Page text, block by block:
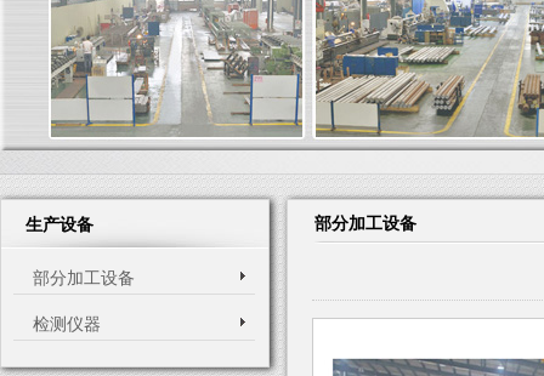
生产设备
部分加工设备
检测仪器
部分加工设备